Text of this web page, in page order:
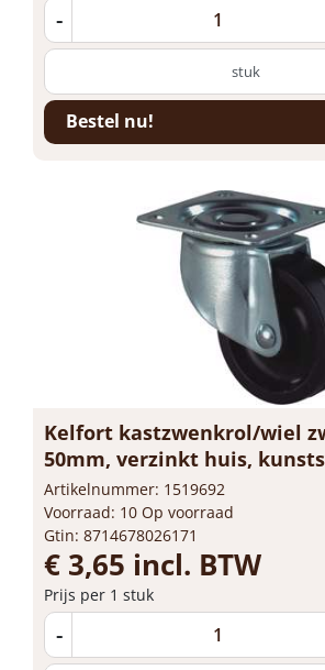
-
stuk
Bestel nu!
Kelfort kastzwenkrol/wiel
50mm, verzinkt huis,
glijlager
Artikelnummer: 1519692
Voorraad: 10 Op voorraad
Gtin: 8714678026171
€ 3,65 incl. BTW
Prijs per 1 stuk
-